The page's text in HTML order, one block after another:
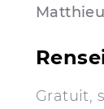
Gratuit,